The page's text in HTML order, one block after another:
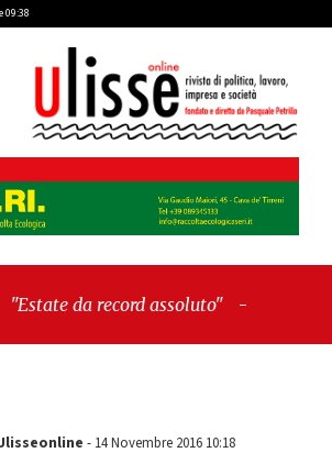
09:38
da record assoluto" -"Francesco
- 14 Novembre 2016 10:18